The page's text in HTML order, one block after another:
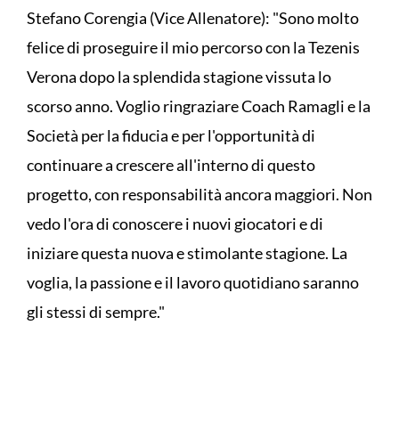
Stefano Corengia (Vice Allenatore): "Sono molto
felice di proseguire il mio percorso con la Tezenis
Verona dopo la splendida stagione vissuta lo
scorso anno. Voglio ringraziare Coach Ramagli e la
Società per la fiducia e per l'opportunità di
continuare a crescere all'interno di questo
progetto, con responsabilità ancora maggiori. Non
vedo l'ora di conoscere i nuovi giocatori e di
iniziare questa nuova e stimolante stagione. La
voglia, la passione e il lavoro quotidiano saranno
gli stessi di sempre."